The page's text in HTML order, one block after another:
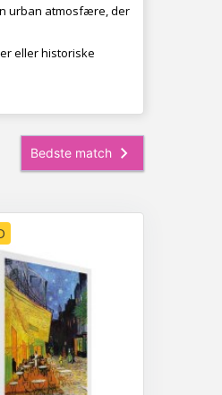
urban atmosfære, der
eller historiske